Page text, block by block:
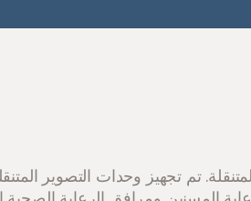
تم تجهيز وحدات التصوير